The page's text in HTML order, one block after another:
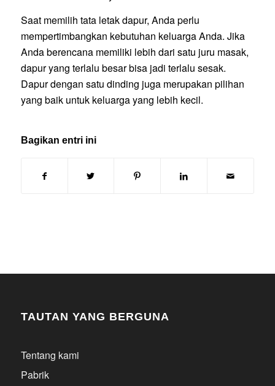
Saat memilih tata letak dapur, Anda perlu
mempertimbangkan kebutuhan keluarga Anda. Jika
Anda berencana memiliki lebih dari satu juru masak,
dapur yang terlalu besar bisa jadi terlalu sesak.
Dapur dengan satu dinding juga merupakan pilihan
yang baik untuk keluarga yang lebih kecil.
Bagikan entri ini
TAUTAN YANG BERGUNA
Tentang kami
Pabrik